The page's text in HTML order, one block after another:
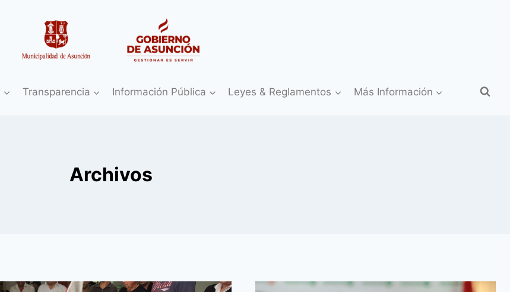
Transparencia Información Pública Leyes & Reglamentos Más Información
Archivos